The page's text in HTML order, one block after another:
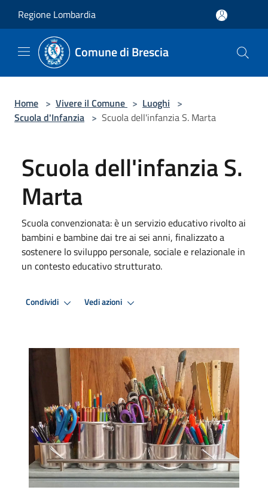
Regione Lombardia
Comune di Brescia
Home > Vivere il Comune > Luoghi >
Scuola d'Infanzia > Scuola dell'infanzia S. Marta
Scuola dell'infanzia S.
Marta
Scuola convenzionata: è un servizio educativo rivolto ai
bambini e bambine dai tre ai sei anni, finalizzato a
sostenere lo sviluppo personale, sociale e relazionale in
un contesto educativo strutturato.
Condividi Vedi azioni